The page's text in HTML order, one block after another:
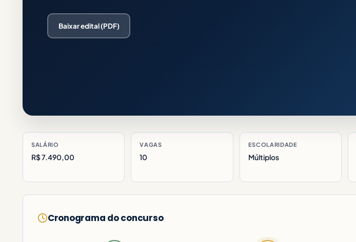
Baixar edital (PDF)
SALÁRIO
R$ 7.490,00
VAGAS
10
ESCOLARIDADE
Múltiplos
Cronograma do concurso